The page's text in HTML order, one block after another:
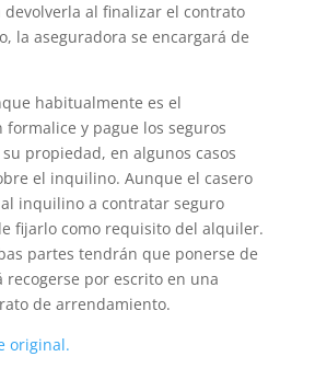
devolverla al finalizar el contrato
la aseguradora se encargará de
habitualmente es el
y pague los seguros
propiedad, en algunos casos
el inquilino. Aunque el casero
inquilino a contratar seguro
fijarlo como requisito del alquiler.
partes tendrán que ponerse de
recogerse por escrito en una
de arrendamiento.
original.